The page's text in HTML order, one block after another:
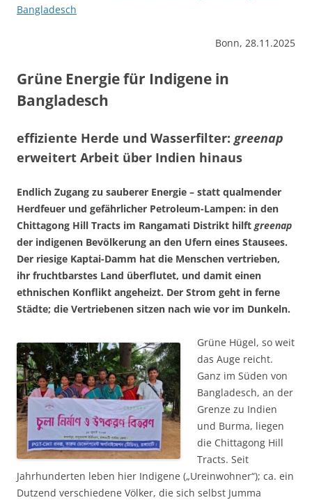
Bangladesch
Bonn, 28.11.2025
Grüne Energie für Indigene in
Bangladesch
effiziente Herde und Wasserfilter: greenap
erweitert Arbeit über Indien hinaus
Endlich Zugang zu sauberer Energie – statt qualmender
Herdfeuer und gefähr­licher Petroleum-Lampen: in den
Chittagong Hill Tracts im Rangamati Distrikt hilft greenap
der indigenen Bevölkerung an den Ufern eines Stau­sees.
Der riesige Kaptai-Damm hat die Menschen vertrieben,
ihr fruchtbarstes Land überflutet, und damit einen
ethnischen Konflikt angeheizt. Der Strom geht in ferne
Städte; die Vertriebenen sitzen nach wie vor im Dunkeln.
Grüne Hügel, so weit
das Auge reicht.
Ganz im Süden von
Bangla­desch, an der
Grenze zu Indien
und Burma, liegen
die Chittagong Hill
Tracts. Seit
Jahrhundert­en leben hier Indigene („Ureinwohner“); ca. ein
Dutzend ver­schie­dene Völker, die sich selbst Jumma